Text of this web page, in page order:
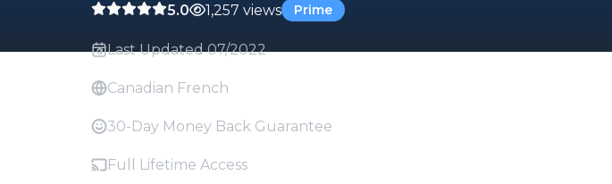
5.0 1,257 views Prime
Last Updated 07/2022
Canadian French
30-Day Money Back Guarantee
Full Lifetime Access